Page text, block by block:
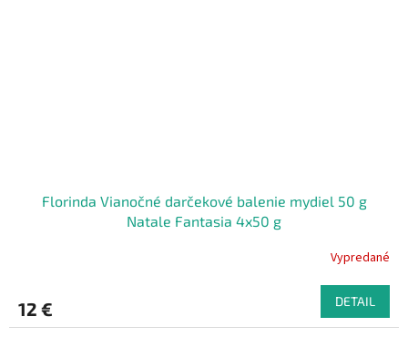
Florinda Vianočné darčekové balenie mydiel 50 g
Natale Fantasia 4x50 g
Vypredané
12 € DETAIL